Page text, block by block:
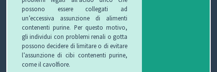
possono essere collegati ad
un’eccessiva assunzione di alimenti
contenenti purine. Per questo motivo,
gli individui con problemi renali o gotta
possono decidere di limitare o di evitare
l’assunzione di cibi contenenti purine,
come il cavolfiore.